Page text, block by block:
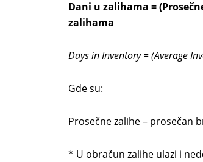
Dani u zalihama =
zalihama
Days in Inventory = (Average
Gde su:
Prosečne zalihe – prosečan
* U obračun zalihe ulazi i